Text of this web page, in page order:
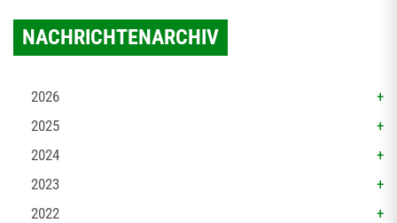
NACHRICHTENARCHIV
2026
2025
2024
2023
2022